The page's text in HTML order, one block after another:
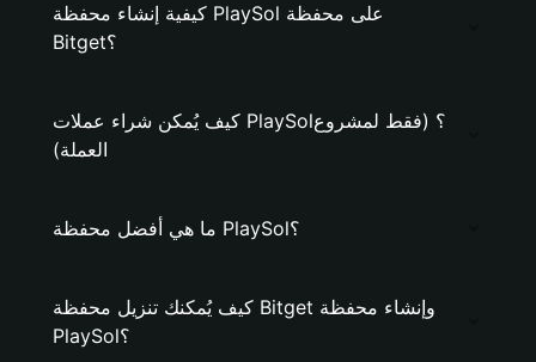
كيفية إنشاء محفظة PlaySol على محفظة
Bitget؟
كيف يُمكن شراء عملات PlaySol؟ (فقط لمشروع
العملة)
ما هي أفضل محفظة PlaySol؟
كيف يُمكنك تنزيل محفظة Bitget وإنشاء محفظة
PlaySol؟